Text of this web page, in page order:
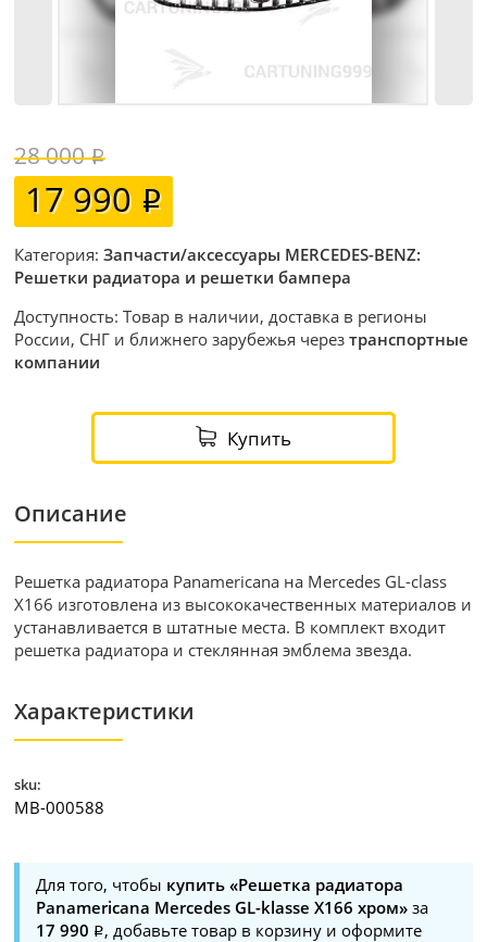
28 000
17 990
Категория:Запчасти/аксессуары MERCEDES-BENZ:
Решетки радиатора и решетки бампера
Доступность: Товар в наличии, доставка в регионы
России, СНГ и ближнего зарубежья черезтранспортные
компании
Купить
Описание
Решетка радиатора Panamericana на Mercedes GL-class
X166 изготовлена из высококачественных материалов и
устанавливается в штатные места. В комплект входит
решетка радиатора и стеклянная эмблема звезда.
Характеристики
sku:
MB-000588
Для того, чтобы купить «Решетка радиатора
Panamericana Mercedes GL-klasse X166 хром» за
17 990
, добавьте товар в корзину и оформите